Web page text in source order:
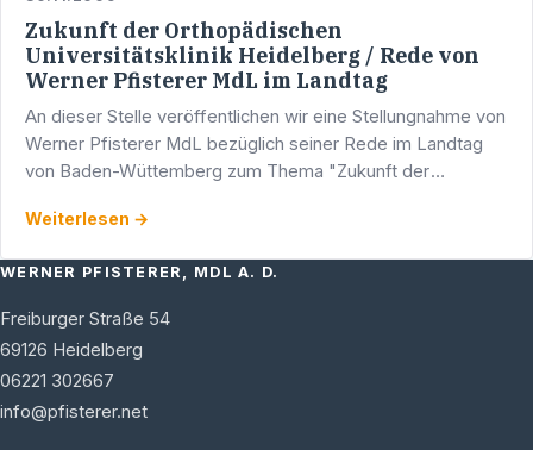
Zukunft der Orthopädischen
Universitätsklinik Heidelberg / Rede von
Werner Pfisterer MdL im Landtag
An dieser Stelle veröffentlichen wir eine Stellungnahme von
Werner Pfisterer MdL bezüglich seiner Rede im Landtag
von Baden-Wüttemberg zum Thema "Zukunft der
Weiterlesen →
WERNER PFISTERER, MDL A. D.
Freiburger Straße 54
69126 Heidelberg
06221 302667
info@pfisterer.net